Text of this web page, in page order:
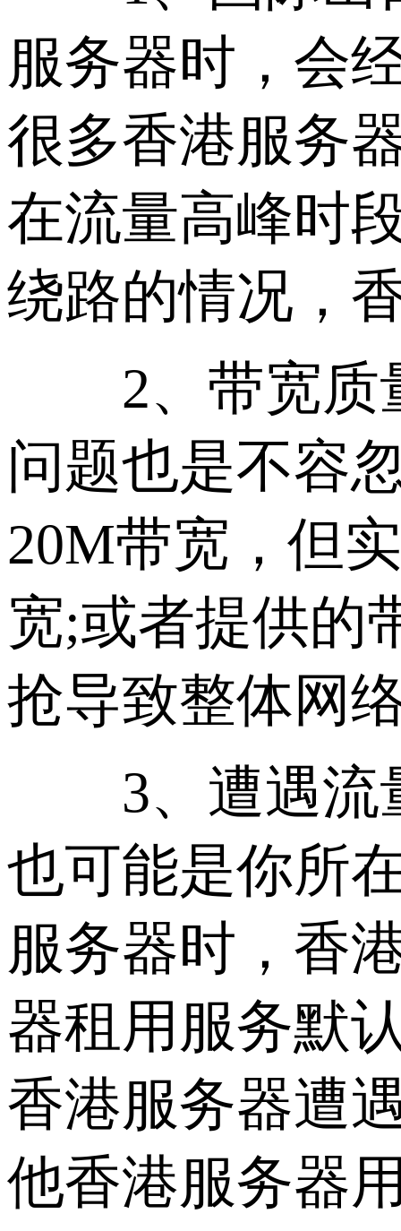
服务器时，会
很多香港服务
在流量高峰时
绕路的情况，
2、带宽质量
问题也是不容
20M带宽，但
宽;或者提供的
抢导致整体网
3、遭遇流量
也可能是你所
服务器时，香
器租用服务默
香港服务器遭
他香港服务器